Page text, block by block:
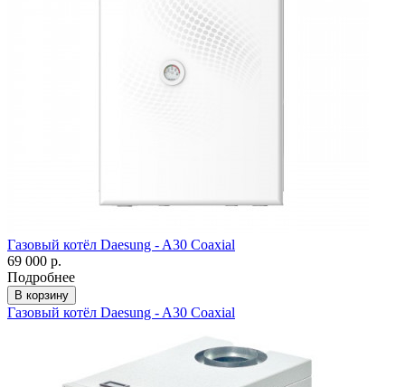
Газовый котёл Daesung - A30 Coaxial
69 000 р.
Подробнее
В корзину
Газовый котёл Daesung - A30 Coaxial